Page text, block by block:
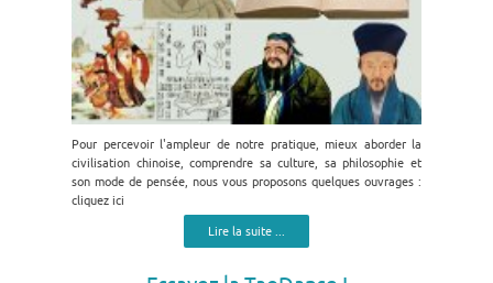
Pour percevoir l'ampleur de notre pratique, mieux aborder la
civilisation chinoise, comprendre sa culture, sa philosophie et
son mode de pensée, nous vous proposons quelques ouvrages :
cliquez ici
Lire la suite ...